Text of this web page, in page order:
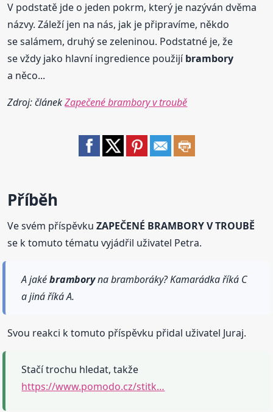
V podstatě jde o jeden pokrm, který je nazýván dvěma
názvy. Záleží jen na nás, jak je připravíme, někdo
se salámem, druhý se zeleninou. Podstatné je, že
se vždy jako hlavní ingredience použijíbrambory
a něco...
Zdroj: článekZapečené brambory v troubě
Příběh
Ve svém příspěvkuZAPEČENÉ BRAMBORY V TROUBĚ
se k tomuto tématu vyjádřil uživatel Petra.
A jakébramboryna bramboráky? Kamarádka říká C
a jiná říká A.
Svou reakci k tomuto příspěvku přidal uživatel Juraj.
Stačí trochu hledat, takže
https://www.pomodo.cz/stitk…